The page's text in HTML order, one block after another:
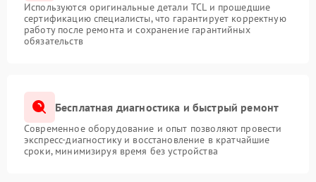
Используются оригинальные детали TCL и прошедшие
сертификацию специалисты, что гарантирует корректную
работу после ремонта и сохранение гарантийных
обязательств
Бесплатная диагностика и быстрый ремонт
Современное оборудование и опыт позволяют провести
экспресс-диагностику и восстановление в кратчайшие
сроки, минимизируя время без устройства